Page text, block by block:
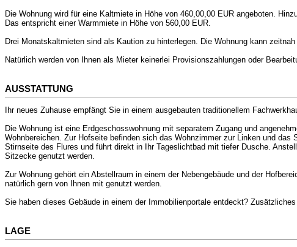
Die Wohnung wird für eine Kaltmiete in Höhe von 460,00,00 EUR angeboten.
Das entspricht einer Warmmiete in Höhe von 560,00 EUR.
Drei Monatskaltmieten sind als Kaution zu hinterlegen. Die Wohnung kann
Natürlich werden von Ihnen als Mieter keinerlei Provisionszahlungen oder
AUSSTATTUNG
Ihr neues Zuhause empfängt Sie in einem ausgebauten traditionellem
Die Wohnung ist eine Erdgeschosswohnung mit separatem Zugang und
Wohnbereichen. Zur Hofseite befinden sich das Wohnzimmer zur Linken und
Stirnseite des Flures und führt direkt in Ihr Tageslichtbad mit tiefer Dusche.
Sitzecke genutzt werden.
Zur Wohnung gehört ein Abstellraum in einem der Nebengebäude und der
natürlich gern von Ihnen mit genutzt werden.
Sie haben dieses Gebäude in einem der Immobilienportale entdeckt?
LAGE